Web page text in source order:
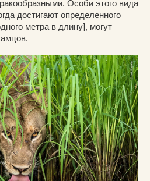
Особи этого вида
достигают определенного
метра в длину], могут